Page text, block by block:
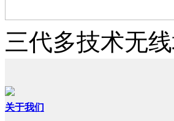
三代多技术无
关于我们